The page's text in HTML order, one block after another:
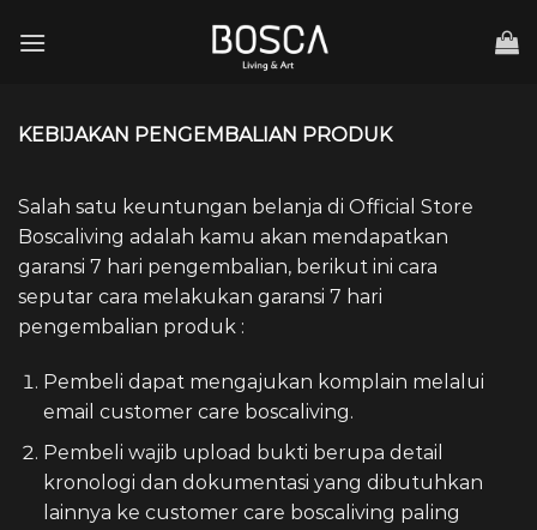
KEBIJAKAN PENGEMBALIAN PRODUK
Salah satu keuntungan belanja di Official Store
Boscaliving adalah kamu akan mendapatkan
garansi 7 hari pengembalian, berikut ini cara
seputar cara melakukan garansi 7 hari
pengembalian produk :
Pembeli dapat mengajukan komplain melalui
email customer care boscaliving.
Pembeli wajib upload bukti berupa detail
kronologi dan dokumentasi yang dibutuhkan
lainnya ke customer care boscaliving paling